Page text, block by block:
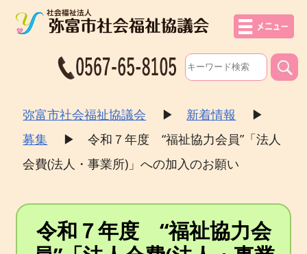
弥富市社会福祉協議会 ▶ 新着情報
▶
募集 ▶令和７年度 “福祉協力会員”「法人
会費(法人・事業所)」への加入のお願い
令和７年度 “福祉協力会